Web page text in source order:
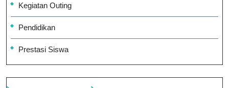
Kegiatan Outing
Pendidikan
Prestasi Siswa